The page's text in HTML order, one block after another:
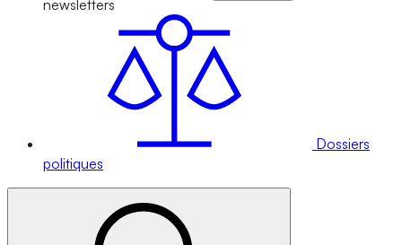
newsletters
Dossiers
politiques